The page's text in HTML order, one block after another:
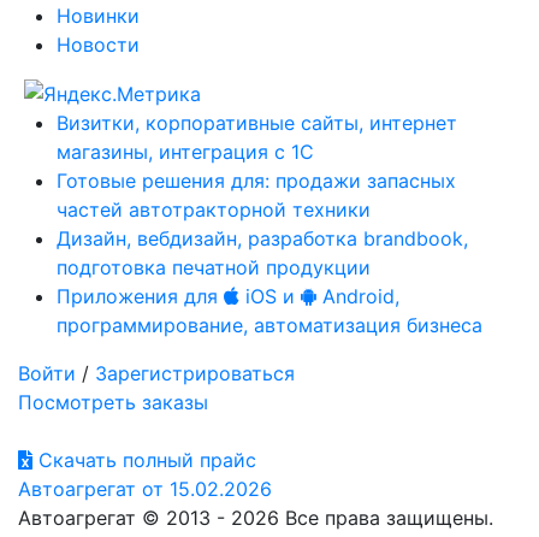
Новинки
Новости
Визитки, корпоративные сайты, интернет
магазины, интеграция с 1С
Готовые решения для: продажи запасных
частей автотракторной техники
Дизайн, вебдизайн, разработка brandbook,
подготовка печатной продукции
Приложения для
iOS и
Android,
программирование, автоматизация бизнеса
Войти / Зарегистрироваться
Посмотреть заказы
Скачать полный прайс
Автоагрегат от 15.02.2026
Автоагрегат © 2013 - 2026 Все права защищены.